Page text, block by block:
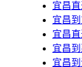
宜昌
宜昌
宜昌
宜昌
宜昌